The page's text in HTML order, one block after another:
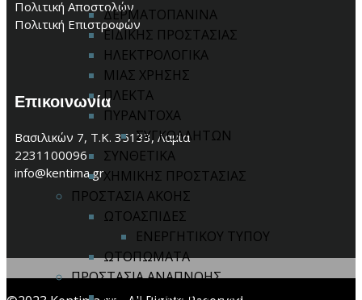
ΔΕΡΜΑΤΟΠΑΝΙΝΑ
ΕΙΔΙΚΗΣ ΠΡΟΣΤΑΣΙΑΣ
ΗΛΕΚΤΡΟΛΟΓΙΚΑ
ΜΙΑΣ ΧΡΗΣΗΣ
ΠΛΕΚΤΑ
ΠΥΡΑΝΤΟΧΑ
ΣΥΓΚΟΛΛΗΤΩΝ
ΣΥΝΘΕΤΙΚΑ
ΧΗΜΙΚΗΣ ΠΡΟΣΤΑΣΙΑΣ
ΠΡΟΣΤΑΣΙΑ ΑΚΟΗΣ
ΩΤΟΑΣΠΙΔΕΣ
ΕΝΕΡΓΗΤΙΚΟΥ ΤΥΠΟΥ
ΩΤΟΠΩΜΑΤΑ
ΠΡΟΣΤΑΣΙΑ ΑΝΑΠΝΟΗΣ
Πολιτική Αποστολών
Πολιτική Επιστροφών
Επικοινωνία
Βασιλικών 7, Τ.Κ. 35133, Λαμία
2231100096
info@kentima.gr